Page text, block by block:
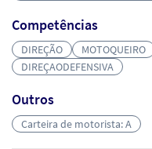
Competências
DIREÇÃO MOTOQUEIRO
DIREÇAODEFENSIVA
Outros
Carteira de motorista: A